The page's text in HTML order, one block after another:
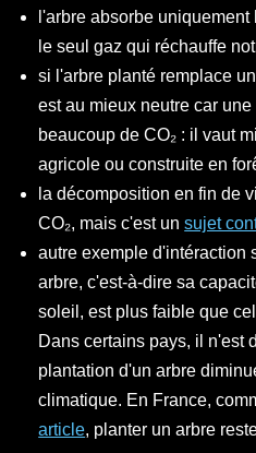
l'arbre absorbe
le seul gaz qui réchauffe
si l'arbre planté remplace
est au mieux neutre car
beaucoup de CO₂ : il vaut
agricole ou construite en
la décomposition en fin de
CO₂, mais c'est unsujet
autre exemple d'intéraction
arbre, c'est-à-dire sa
soleil, est plus faible que
Dans certains pays, il n'est
plantation d'un arbre
climatique. En France,
article, planter un arbre